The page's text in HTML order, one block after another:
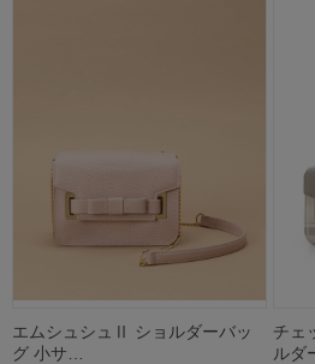
エムシュシュⅡ ショルダーバッ
グ 小サ…
チェ
ルダ